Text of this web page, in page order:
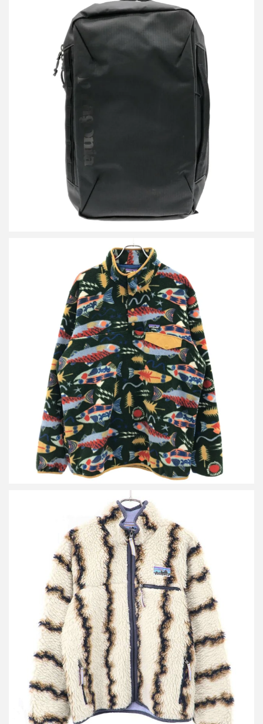
パタゴニア BLACK HOLE MICRO MLC 22L ブラックホールマイク
パタゴニア 25AW Lightweight Synchilla Snap-T Pullover フリース
プルオーバー STY25551FA25
詳しく見る
パタゴニア 23AW Natural Blend Retro Cardigan ナチュラル ブレン
ド レトロ カーディガン
買取金額25,000円
詳しく見る